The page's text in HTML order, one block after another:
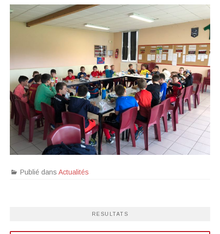
Publié dans Actualités
RESULTATS